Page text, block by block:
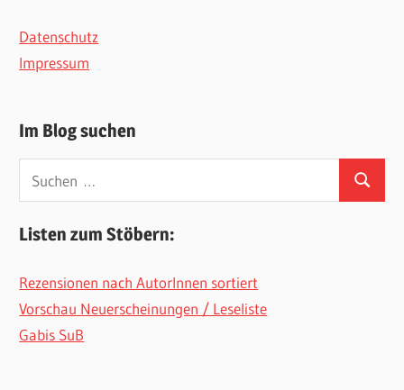
Datenschutz
Impressum
Im Blog suchen
nach:
Suchen
Listen zum Stöbern:
Rezensionen nach AutorInnen sortiert
Vorschau Neuerscheinungen / Leseliste
Gabis SuB